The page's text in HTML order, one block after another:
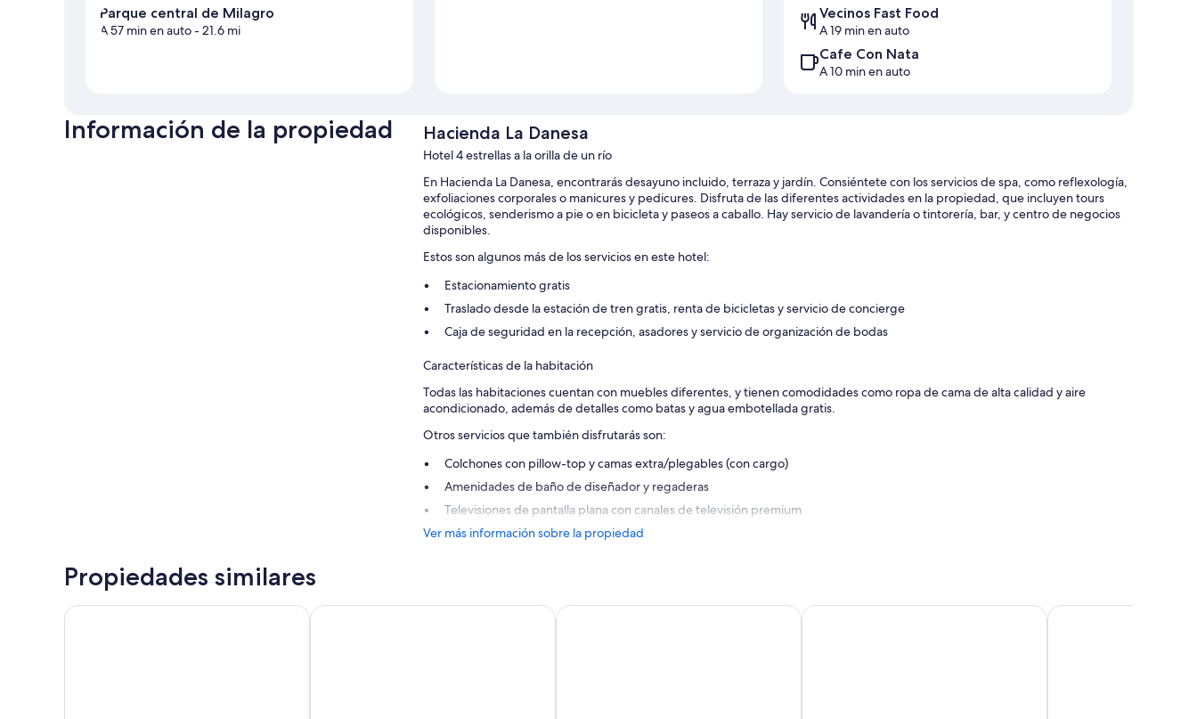
Parque central de Milagro
A 57 min en auto- 21.6 mi
Vecinos Fast Food
A 19 min en auto
Cafe Con Nata
A 10 min en auto
Información de la propiedad Hacienda La Danesa
Hotel 4 estrellas a la orilla de un río
En Hacienda La Danesa, encontrarás desayuno incluido, terraza y jardín. Consiéntete con los servicios de spa, como reflexología,
exfoliaciones corporales o manicures y pedicures. Disfruta de las diferentes actividades en la propiedad, que incluyen tours
ecológicos, senderismo a pie o en bicicleta y paseos a caballo. Hay servicio de lavandería o tintorería, bar, y centro de negocios
disponibles.
Estos son algunos más de los servicios en este hotel:
Estacionamiento gratis
Traslado desde la estación de tren gratis, renta de bicicletas y servicio de concierge
Caja de seguridad en la recepción, asadores y servicio de organización de bodas
Características de la habitación
Todas las habitaciones cuentan con muebles diferentes, y tienen comodidades como ropa de cama de alta calidad y aire
acondicionado, además de detalles como batas y agua embotellada gratis.
Otros servicios que también disfrutarás son:
Colchones con pillow-top y camas extra/plegables (con cargo)
Amenidades de baño de diseñador y regaderas
Televisiones de pantalla plana con canales de televisión premium
Ver más información sobre la propiedad
Propiedades similares
Hacienda Cusin Hacienda Chorlavi Santa Lucia House - Forum Four Points By Sheraton Cuenca Vaway Hotel